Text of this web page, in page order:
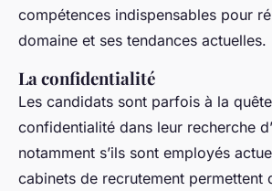
compétences indispensables pour
domaine et ses tendances actuelles.
La confidentialité
Les candidats sont parfois à la
confidentialité dans leur recherche
notamment s’ils sont employés
cabinets de recrutement permettent